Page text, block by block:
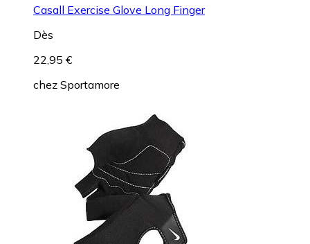
Casall Exercise Glove Long Finger
Dès
22,95 €
chez Sportamore